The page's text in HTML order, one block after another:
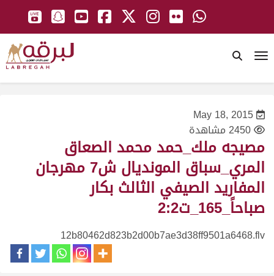
May 18, 2015
2450 مشاهدة
مصيجه ملك_حمد محمد الصعاق
المري_سباق المونديال ش7 مهرجان
المفاريد الصيفي الثالث بكار
صباحاً_165_ت2:2
12b80462d823b2d00b7ae3d38ff9501a6468.flv